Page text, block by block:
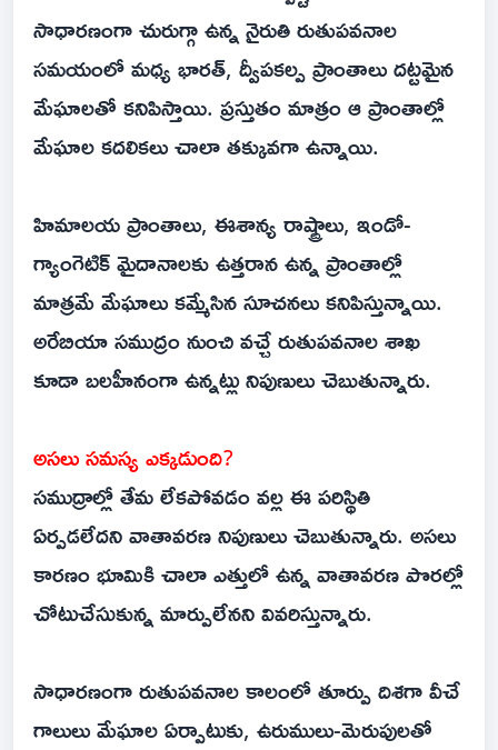
సాధారణంగా చురుగ్గా ఉన్న నైరుతి రుతుపవనాల
సమయంలో మధ్య భారత్‌, ద్వీపకల్ప ప్రాంతాలు దట్టమైన
మేఘాలతో కనిపిస్తాయి. ప్రస్తుతం మాత్రం ఆ ప్రాంతాల్లో
మేఘాల కదలికలు చాలా తక్కువగా ఉన్నాయి.
హిమాలయ ప్రాంతాలు, ఈశాన్య రాష్ట్రాలు, ఇండో-
గ్యాంగెటిక్‌ మైదానాలకు ఉత్తరాన ఉన్న ప్రాంతాల్లో
మాత్రమే మేఘాలు కమ్మేసిన సూచనలు కనిపిస్తున్నాయి.
అరేబియా సముద్రం నుంచి వచ్చే రుతుపవనాల శాఖ
కూడా బలహీనంగా ఉన్నట్లు నిపుణులు చెబుతున్నారు.
అసలు సమస్య ఎక్కడుంది?
సముద్రాల్లో తేమ లేకపోవడం వల్ల ఈ పరిస్థితి
ఏర్పడలేదని వాతావరణ నిపుణులు చెబుతున్నారు. అసలు
కారణం భూమికి చాలా ఎత్తులో ఉన్న వాతావరణ పొరల్లో
చోటుచేసుకున్న మార్పులేనని వివరిస్తున్నారు.
సాధారణంగా రుతుపవనాల కాలంలో తూర్పు దిశగా వీచే
గాలులు మేఘాల ఏర్పాటుకు, ఉరుములు-మెరుపులతో